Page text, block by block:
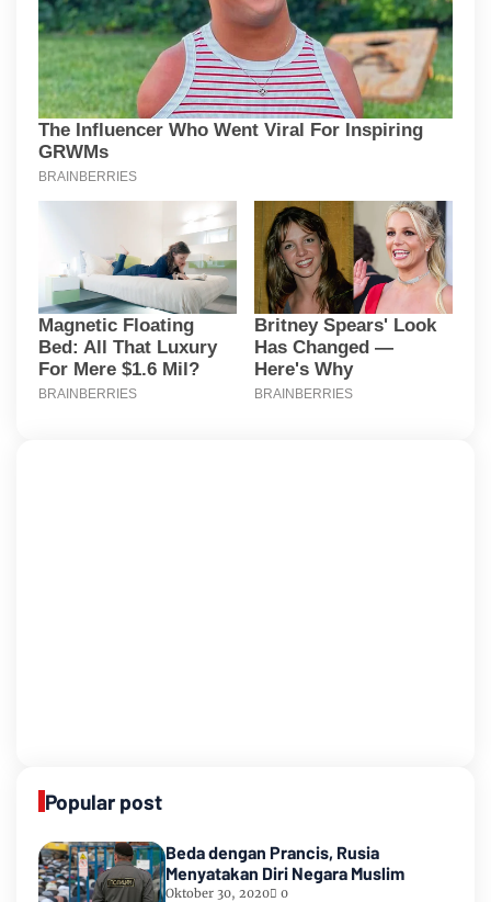
Popular post
Beda dengan Prancis, Rusia
Menyatakan Diri Negara Muslim
Oktober 30, 2020 0